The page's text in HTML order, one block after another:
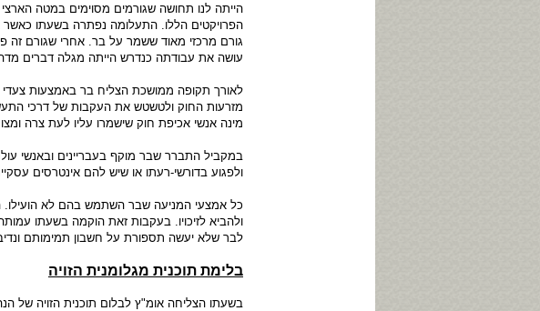
הייתה לנו תחושה שגורמים מסוימים במטה
הפרויקטים הללו. התעלומה נפתרה בשעתו
גורם מרכזי מאוד ששמר על בר. אחרי שגורם
עושה את עבודתה כנדרש הייתה מגלה דברים
לאורך תקופה ממושכת הצליח בר באמצעות
מזרעות החוק ולטשטש את העקבות של דרכי
מינה אנשי אכיפת חוק שישמרו עליו לעת צרה
במקביל התברר שבר מוקף בעבריינים ובאנשי
ולפגוע בדורשי-רעתו או שיש להם אינטרסים
כל אמצעי המניעה שבר השתמש בהם לא הועילו.
ולהביא לזיכויו. בעקבות זאת הוקמה בשעתו
לבר שלא יעשה תספורת על חשבון תמימותם
בלימת תוכנית מגלומנית הזויה
בשעתו הצליחה אומ"ץ לבלום תוכנית הזויה של